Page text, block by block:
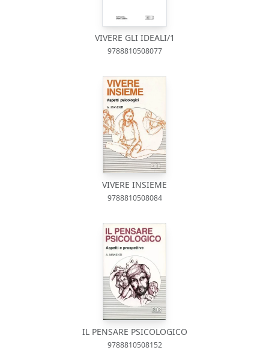
VIVERE GLI IDEALI/1
9788810508077
VIVERE INSIEME
9788810508084
IL PENSARE PSICOLOGICO
9788810508152